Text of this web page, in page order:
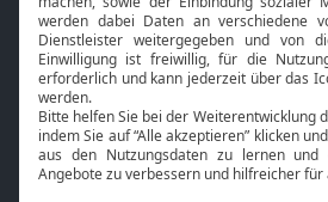
Bibel TV
Über uns
Jobs